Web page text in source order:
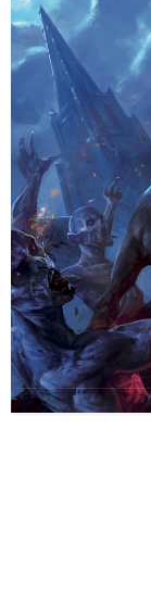
Dadi
Accessori
Giocattoli e
Offerte del